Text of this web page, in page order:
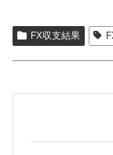
FX収支結果